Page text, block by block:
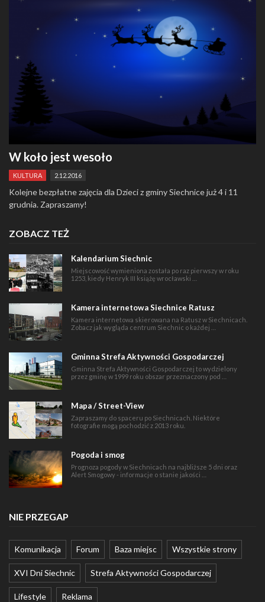
W koło jest wesoło
KULTURA 2.12.2016
Kolejne bezpłatne zajęcia dla Dzieci z gminy Siechnice już 4 i 11
grudnia. Zapraszamy!
ZOBACZ TEŻ
Kalendarium Siechnic
Miejscowość wymieniona została po raz pierwszy w roku
1253, kiedy Henryk III książę wrocławski …
Kamera internetowa Siechnice Ratusz
Kamera internetowa skierowana na Ratusz w Siechnicach.
Zobacz jak wygląda centrum Siechnic o każdej …
Gminna Strefa Aktywności Gospodarczej
Gminna Strefa Aktywności Gospodarczej to wydzielony
przez gminę w 1999 roku obszar przeznaczony pod …
Mapa / Street-View
Zapraszamy do spaceru po Siechnicach. Niektóre
fotografie mogą pochodzić z 2013 roku.
Pogoda i smog
Prognoza pogody w Siechnicach na najbliższe 5 dni oraz
Alert Smogowy - informacje o stanie jakości …
NIE PRZEGAP
Komunikacja Forum Baza miejsc Wszystkie strony
XVI Dni Siechnic Strefa Aktywności Gospodarczej
Lifestyle Reklama